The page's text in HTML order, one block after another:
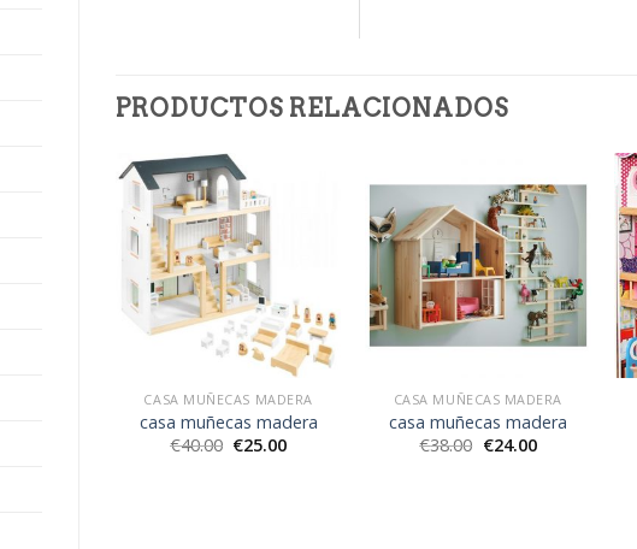
PRODUCTOS RELACIONADOS
CASA MUÑECAS MADERA
casa muñecas madera
€40.00 €25.00
CASA MUÑECAS MADERA
casa muñecas madera
€38.00 €24.00